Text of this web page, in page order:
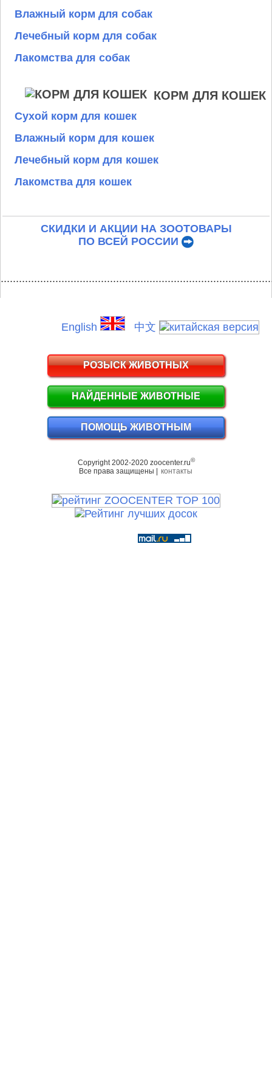
Влажный корм для собак
Лечебный корм для собак
Лакомства для собак
КОРМ ДЛЯ КОШЕК
Сухой корм для кошек
Влажный корм для кошек
Лечебный корм для кошек
Лакомства для кошек
СКИДКИ И АКЦИИ НА ЗООТОВАРЫ
ПО ВСЕЙ РОССИИ
English 中文
РОЗЫСК ЖИВОТНЫХ
НАЙДЕННЫЕ ЖИВОТНЫЕ
ПОМОЩЬ ЖИВОТНЫМ
Copyright 2002-2020 zoocenter.ru©
Все права защищены | контакты